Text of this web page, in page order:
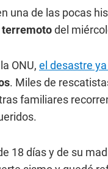
una de las pocas
terremotodel
ONU, el desastre
. Miles de
familiares
18 días y de su